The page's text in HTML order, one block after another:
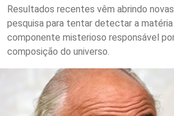
Resultados recentes vêm abrindo
pesquisa para tentar detectar a matéria
componente misterioso responsável
composição do universo.